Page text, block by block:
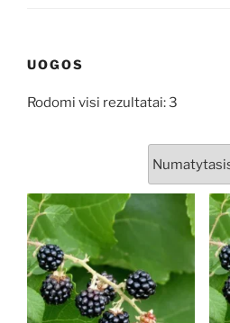
UOGOS
Rodomi visi rezultatai: 3